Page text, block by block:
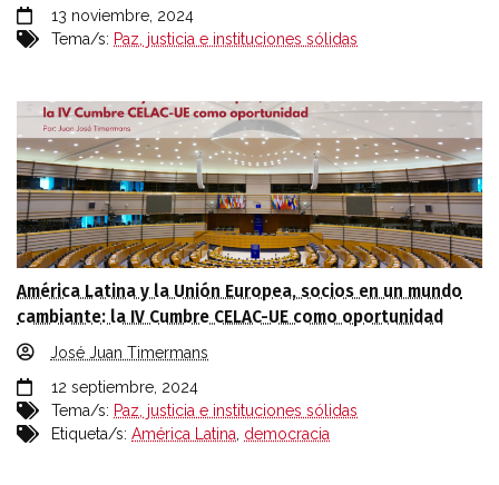
13 noviembre, 2024
Tema/s: Paz, justicia e instituciones sólidas
América Latina y la Unión Europea, socios en un mundo
cambiante: la IV Cumbre CELAC-UE como oportunidad
José Juan Timermans
12 septiembre, 2024
Tema/s: Paz, justicia e instituciones sólidas
Etiqueta/s: América Latina democracia